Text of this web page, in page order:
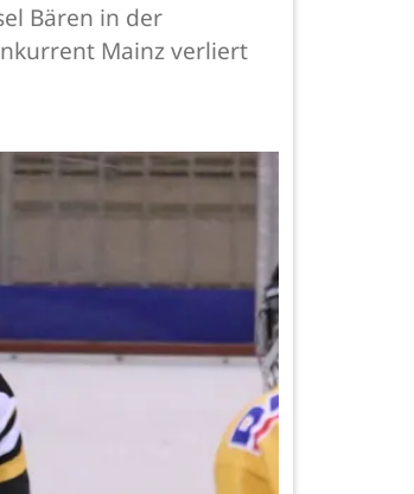
Bären in der
Mainz verliert